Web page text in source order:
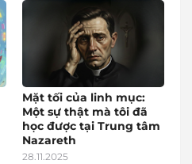
Mặt tối của linh mục:
Một sự thật mà tôi đã
học được tại Trung tâm
Nazareth
28.11.2025